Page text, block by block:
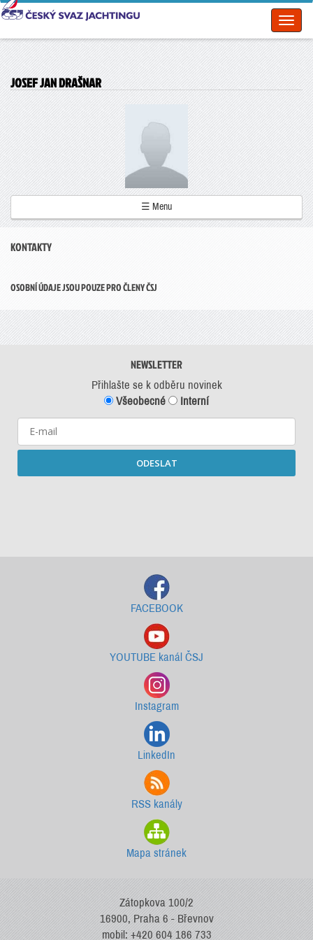
JOSEF JAN DRAŠNAR
☰ Menu
KONTAKTY
OSOBNÍ ÚDAJE JSOU POUZE PRO ČLENY ČSJ
NEWSLETTER
Přihlašte se k odběru novinek
Všeobecné
Interní
ODESLAT
FACEBOOK
YOUTUBE kanál ČSJ
Instagram
LinkedIn
RSS kanály
Mapa stránek
Zátopkova 100/2
16900, Praha 6 - Břevnov
mobil: +420 604 186 733